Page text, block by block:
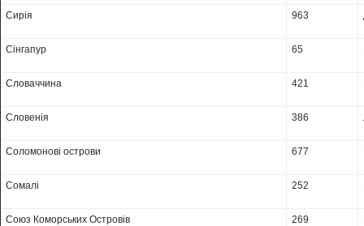
Сирія 963
Сінгапур 65
Словаччина 421
Словенія 386
Соломонові острови 677
Сомалі 252
Союз Коморських Островів 269